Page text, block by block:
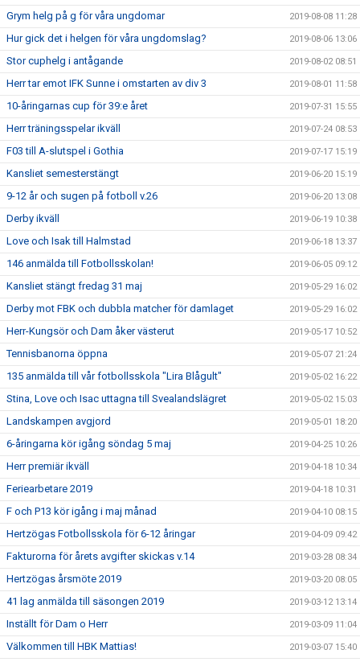
Grym helg på g för våra ungdomar 2019-08-08 11:28
Hur gick det i helgen för våra ungdomslag? 2019-08-06 13:06
Stor cuphelg i antågande 2019-08-02 08:51
Herr tar emot IFK Sunne i omstarten av div 3 2019-08-01 11:58
10-åringarnas cup för 39:e året 2019-07-31 15:55
Herr träningsspelar ikväll 2019-07-24 08:53
F03 till A-slutspel i Gothia 2019-07-17 15:19
Kansliet semesterstängt 2019-06-20 15:19
9-12 år och sugen på fotboll v.26 2019-06-20 13:08
Derby ikväll 2019-06-19 10:38
Love och Isak till Halmstad 2019-06-18 13:37
146 anmälda till Fotbollsskolan! 2019-06-05 09:12
Kansliet stängt fredag 31 maj 2019-05-29 16:02
Derby mot FBK och dubbla matcher för damlaget 2019-05-29 16:02
Herr-Kungsör och Dam åker västerut 2019-05-17 10:52
Tennisbanorna öppna 2019-05-07 21:24
135 anmälda till vår fotbollsskola "Lira Blågult" 2019-05-02 16:22
Stina, Love och Isac uttagna till Svealandslägret 2019-05-02 15:03
Landskampen avgjord 2019-05-01 18:20
6-åringarna kör igång söndag 5 maj 2019-04-25 10:26
Herr premiär ikväll 2019-04-18 10:34
Feriearbetare 2019 2019-04-18 10:31
F och P13 kör igång i maj månad 2019-04-10 08:15
Hertzögas Fotbollsskola för 6-12 åringar 2019-04-09 09:42
Fakturorna för årets avgifter skickas v.14 2019-03-28 08:34
Hertzögas årsmöte 2019 2019-03-20 08:05
41 lag anmälda till säsongen 2019 2019-03-12 13:14
Inställt för Dam o Herr 2019-03-09 11:04
Välkommen till HBK Mattias! 2019-03-07 15:40